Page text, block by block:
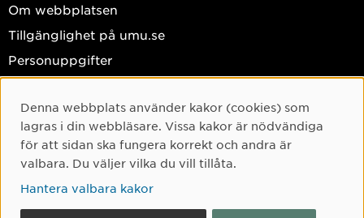
Om webbplatsen
Tillgänglighet på umu.se
Personuppgifter
Facebook
Instagram
TikTok
Youtube
Cookie-samtycke
Denna webbplats använder kakor (cookies) som
lagras i din webbläsare. Vissa kakor är nödvändiga
för att sidan ska fungera korrekt och andra är
valbara. Du väljer vilka du vill tillåta.
Hantera valbara kakor